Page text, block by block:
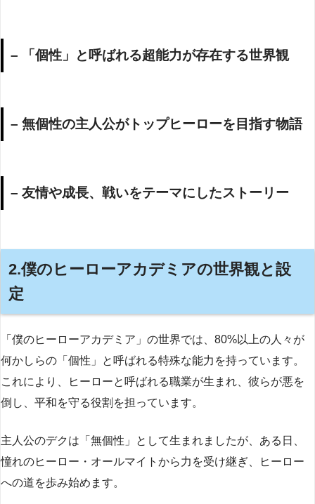
– 「個性」と呼ばれる超能力が存在する世界観
– 無個性の主人公がトップヒーローを目指す物語
– 友情や成長、戦いをテーマにしたストーリー
2.僕のヒーローアカデミアの世界観と設
定
「僕のヒーローアカデミア」の世界では、80%以上の人々が
何かしらの「個性」と呼ばれる特殊な能力を持っています。
これにより、ヒーローと呼ばれる職業が生まれ、彼らが悪を
倒し、平和を守る役割を担っています。
主人公のデクは「無個性」として生まれましたが、ある日、
憧れのヒーロー・オールマイトから力を受け継ぎ、ヒーロー
への道を歩み始めます。